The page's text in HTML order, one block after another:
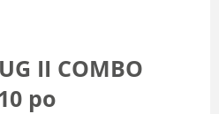
II COMBO
po